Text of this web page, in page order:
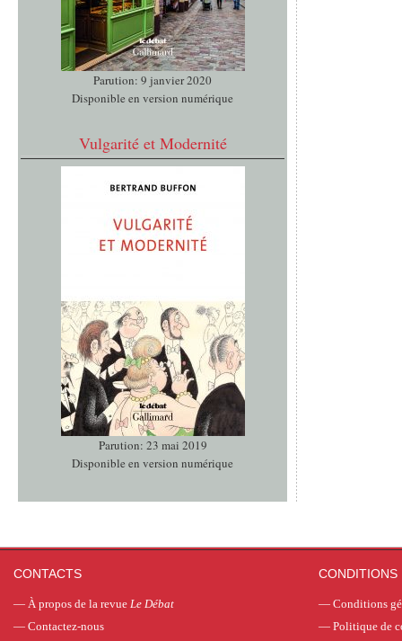
Parution: 9 janvier 2020
Disponible en version numérique
Vulgarité et Modernité
Parution: 23 mai 2019
Disponible en version numérique
CONTACTS
— À propos de la revue Le Débat
— Contactez-nous
CONDITIONS
— Conditions
— Politique de